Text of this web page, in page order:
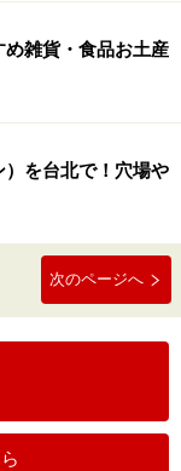
雑貨・食品お土産
を台北で！穴場や
次のページへ